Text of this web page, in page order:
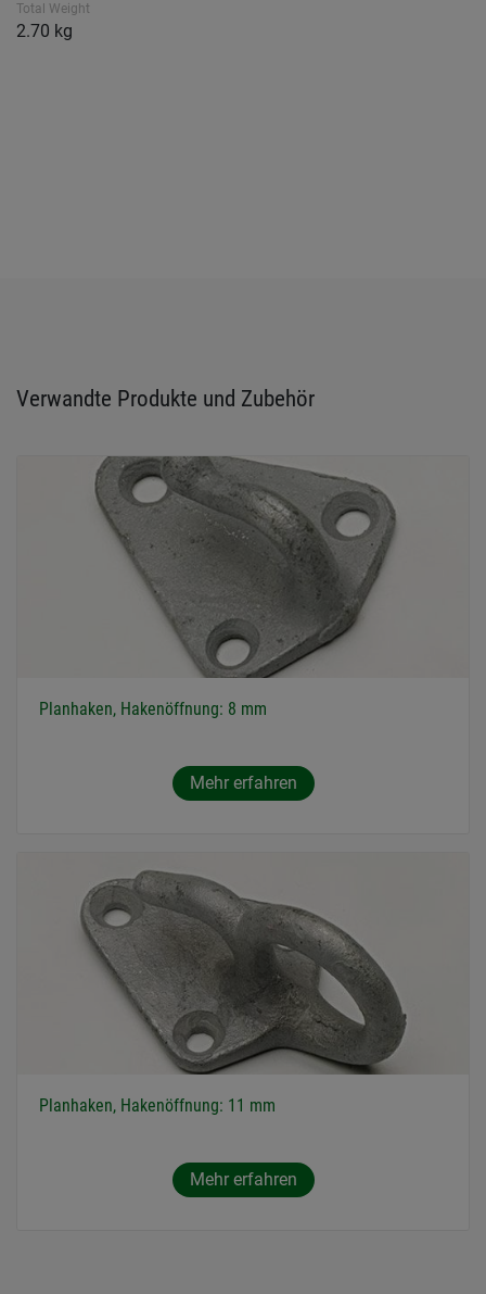
Total Weight
2.70 kg
Verwandte Produkte und Zubehör
Planhaken, Hakenöffnung: 8 mm
Mehr erfahren
Planhaken, Hakenöffnung: 11 mm
Mehr erfahren